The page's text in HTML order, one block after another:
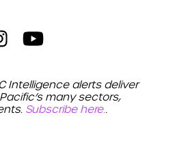
Intelligence alerts deliver
many sectors,
Subscribe here..